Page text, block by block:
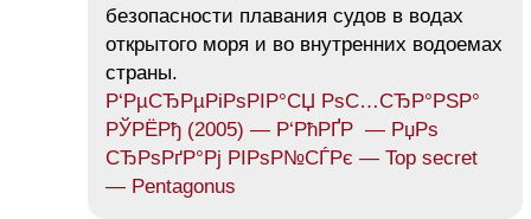
безопасности плавания судов в водах
открытого моря и во внутренних водоемах
страны.
Р‘РµСЂРµРіРѕРІР°СЏ РѕС…СЂР°РЅР°
РЎРЁРђ (2005) — Р‘РћРҐР — РџРѕ
СЂРѕРґР°Рј РІРѕР№СЃРє — Top secret
— Pentagonus